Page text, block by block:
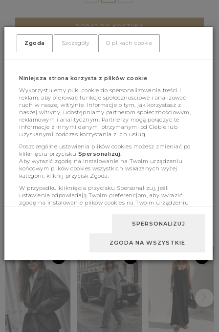
DODAJ DO KOSZYKA
Wymiary
Zgoda Szczegóły O plikach cookie
Niniejsza strona korzysta z plików cookie
Wykorzystujemy pliki cookie do spersonalizowania treści i
reklam, aby oferować funkcje społecznościowe i analizować
ruch w naszej witrynie. Informacje o tym, jak korzystasz z
naszej witryny, udostępniamy partnerom społecznościowym,
reklamowym i analitycznym. Partnerzy mogą połączyć te
informacje z innymi danymi otrzymanymi od Ciebie lub
uzyskanymi podczas korzystania z ich usług.
Poszczególne ustawienia plików cookies możesz zmieniać po
kliknięciu przycisku Spersonalizuj.
Aby wyrazić zgodę na instalowanie na Twoim urządzeniu
końcowym plików cookies wszystkich wskazanych wyżej
kategorii, kliknij przycisk Zgoda.
W przypadku kliknięcia przycisku Spersonalizuj, jeśli
ustawienia odpowiadają Twoim preferencjom, aby wyrazić
zgodę na instalowanie plików cookies na Twoim urządzeniu
SPERSONALIZUJ
ZGODA NA WSZYSTKIE